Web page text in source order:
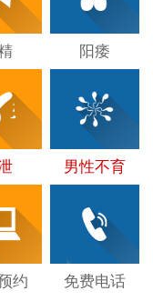
阳痿
男性不育
约 免费电话